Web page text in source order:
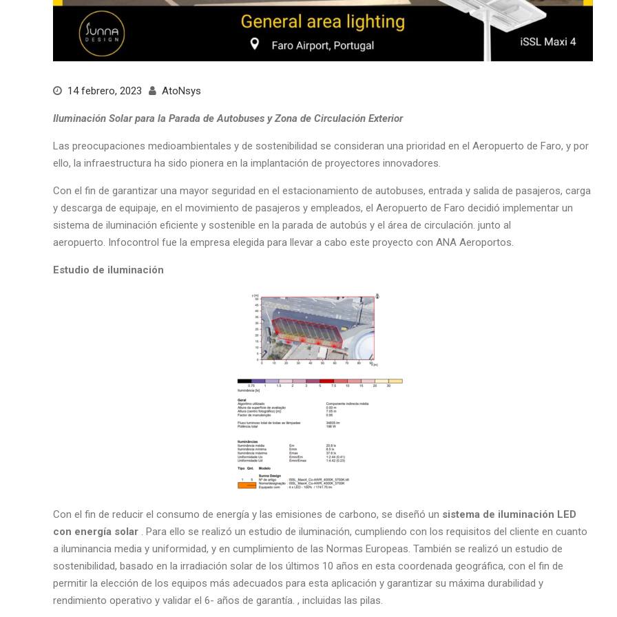
14 febrero, 2023 AtoNsys
Iluminación Solar para la Parada de Autobuses y Zona de Circulación Exterior
Las preocupaciones medioambientales y de sostenibilidad se consideran una prioridad en el Aeropuerto de Faro, y por
ello, la infraestructura ha sido pionera en la implantación de proyectores innovadores.
Con el fin de garantizar una mayor seguridad en el estacionamiento de autobuses, entrada y salida de pasajeros, carga
y descarga de equipaje, en el movimiento de pasajeros y empleados, el Aeropuerto de Faro decidió implementar un
sistema de iluminación eficiente y sostenible en la parada de autobús y el área de circulación. junto al
aeropuerto. Infocontrol fue la empresa elegida para llevar a cabo este proyecto con ANA Aeroportos.
Estudio de iluminación
Con el fin de reducir el consumo de energía y las emisiones de carbono, se diseñó un sistema de iluminación LED
con energía solar . Para ello se realizó un estudio de iluminación, cumpliendo con los requisitos del cliente en cuanto
a iluminancia media y uniformidad, y en cumplimiento de las Normas Europeas. También se realizó un estudio de
sostenibilidad, basado en la irradiación solar de los últimos 10 años en esta coordenada geográfica, con el fin de
permitir la elección de los equipos más adecuados para esta aplicación y garantizar su máxima durabilidad y
rendimiento operativo y validar el 6- años de garantía. , incluidas las pilas.